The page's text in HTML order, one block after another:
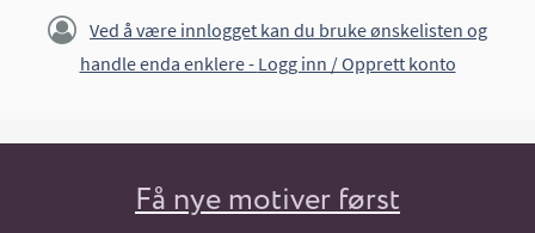
Ved å være innlogget kan du bruke ønskelisten og
handle enda enklere - Logg inn / Opprett konto
Få nye motiver først